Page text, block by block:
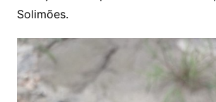
Solimões.